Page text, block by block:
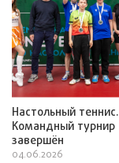
Настольный теннис.
Командный турнир
завершён
04.06.2026